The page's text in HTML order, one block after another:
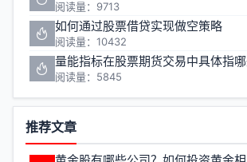
阅读量：9713
如何通过股票借贷实现做空策略
阅读量：10432
量能指标在股票期货交易中具体指
阅读量：5845
推荐文章